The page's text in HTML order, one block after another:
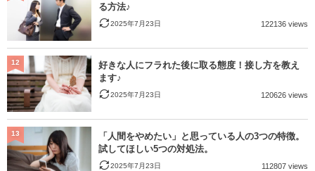
る方法♪
2025年7月23日 122136 views
好きな人にフラれた後に取る態度！接し方を教え
ます♪
2025年7月23日 120626 views
12
「人間をやめたい」と思っている人の3つの特徴。
試してほしい5つの対処法。
2025年7月23日 112807 views
13